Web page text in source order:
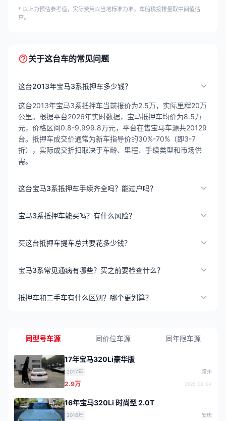
* 以上为预估参考值，实际费用以当地标准为准。车船税按排量取中间值估
算。
关于这台车的常见问题
这台2013年宝马3系抵押车多少钱？
这台2013年宝马3系抵押车当前报价为2.5万，实际里程20万
公里。根据平台2026年实时数据，宝马抵押车均价为8.5万
元，价格区间0.8-9,999.8万元，平台在售宝马车源共20129
台。抵押车成交价通常为新车指导价的30%-70%（即3-7
折），实际成交折扣取决于车龄、里程、手续类型和市场供
需。
这台宝马3系抵押车手续齐全吗？能过户吗？
宝马3系抵押车能买吗？有什么风险？
买这台抵押车提车总共要花多少钱？
宝马3系常见通病有哪些？买之前要检查什么？
抵押车和二手车有什么区别？哪个更划算？
同型号车源 同价位车源 同年限车源
17年宝马320Li豪华版
2017年 常州
2.9万 2026-08-04
16年宝马320Li 时尚型 2.0T
2016年 安庆